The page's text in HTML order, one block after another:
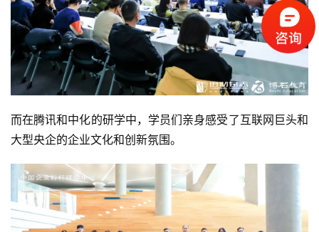
察
公
开
课
标
杆
洞
标
杆
内
而在腾讯和中化的研学中，学员们亲身感受了互联网巨头和
大型央企的企业文化和创新氛围。